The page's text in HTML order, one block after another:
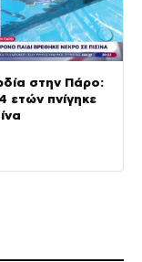
στην Πάρο:
ετών πνίγηκε